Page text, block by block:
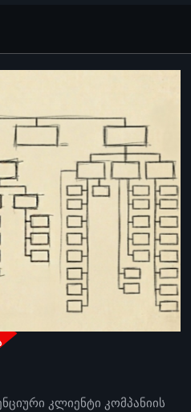
კლიენტი კომპანიის